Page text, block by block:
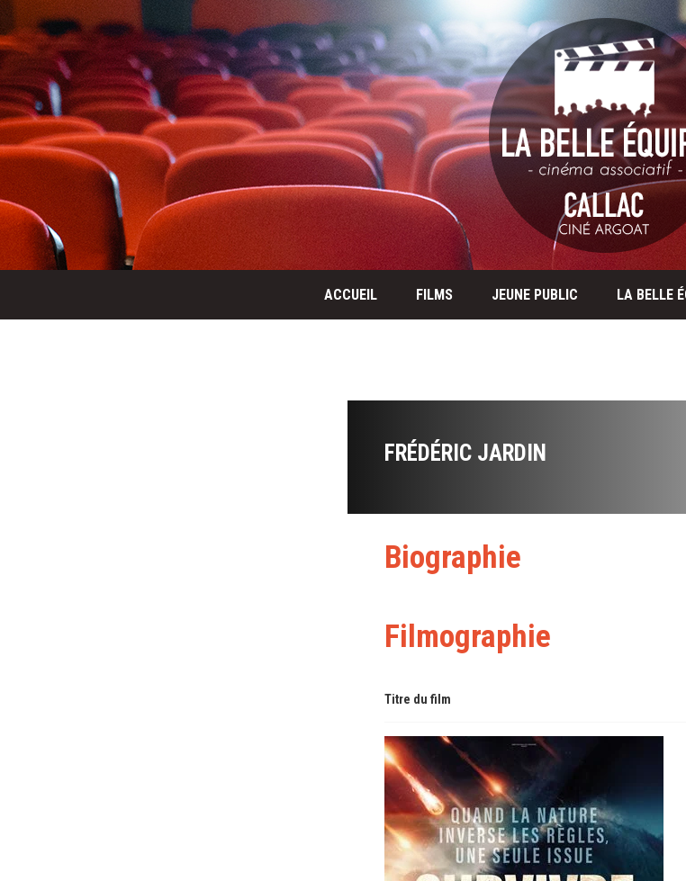
ACCUEIL FILMS JEUNE PUBLIC LA BELLE
FRÉDÉRIC JARDIN
Biographie
Filmographie
Titre du film